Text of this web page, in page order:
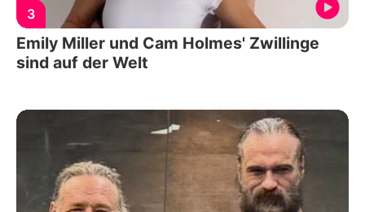
3
Emily Miller und Cam Holmes' Zwillinge
sind auf der Welt